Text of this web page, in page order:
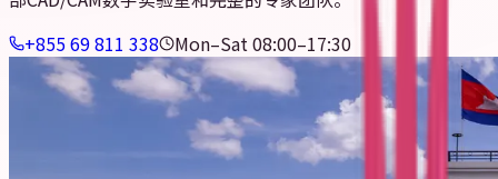
+855 69 811 338
Mon–Sat 08:00–17:30